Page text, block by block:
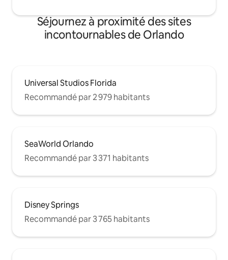
Séjournez à proximité des sites
incontournables de Orlando
Universal Studios Florida
Recommandé par 2 979 habitants
SeaWorld Orlando
Recommandé par 3 371 habitants
Disney Springs
Recommandé par 3 765 habitants